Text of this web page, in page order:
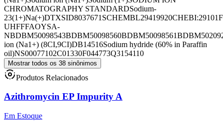
CHROMATOGRAPHY STANDARDSodium-
23(1+)Na(+)DTXSID8037671 SCHEMBL29419920CHEBI:29101
UHFFFAOYSA-
NBDBM50098543BDBM50098560BDBM50098561
ion (Na1+) (8CI,9CI)DB14516Sodium hydride (60% in Paraffin
oil)NS00077102C01330F044773Q3154110
Mostrar todos os 38 sinônimos
Produtos Relacionados
Azithromycin EP Impurity A
Em Estoque